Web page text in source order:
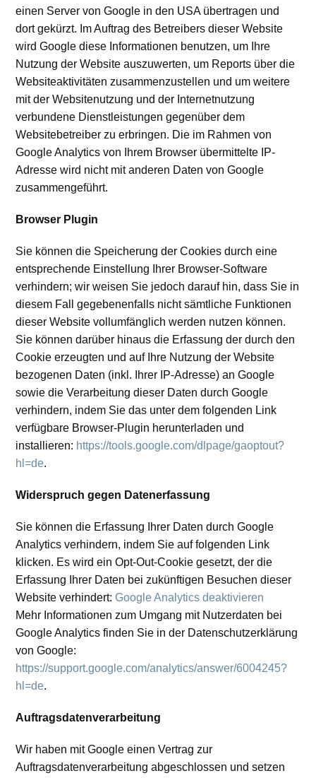
einen Server von Google in den USA übertragen und
dort gekürzt. Im Auftrag des Betreibers dieser Website
wird Google diese Informationen benutzen, um Ihre
Nutzung der Website auszuwerten, um Reports über die
Websiteaktivitäten zusammenzustellen und um weitere
mit der Websitenutzung und der Internetnutzung
verbundene Dienstleistungen gegenüber dem
Websitebetreiber zu erbringen. Die im Rahmen von
Google Analytics von Ihrem Browser übermittelte IP-
Adresse wird nicht mit anderen Daten von Google
zusammengeführt.
Browser Plugin
Sie können die Speicherung der Cookies durch eine
entsprechende Einstellung Ihrer Browser-Software
verhindern; wir weisen Sie jedoch darauf hin, dass Sie in
diesem Fall gegebenenfalls nicht sämtliche Funktionen
dieser Website vollumfänglich werden nutzen können.
Sie können darüber hinaus die Erfassung der durch den
Cookie erzeugten und auf Ihre Nutzung der Website
bezogenen Daten (inkl. Ihrer IP-Adresse) an Google
sowie die Verarbeitung dieser Daten durch Google
verhindern, indem Sie das unter dem folgenden Link
verfügbare Browser-Plugin herunterladen und
installieren: https://tools.google.com/dlpage/gaoptout?
hl=de.
Widerspruch gegen Datenerfassung
Sie können die Erfassung Ihrer Daten durch Google
Analytics verhindern, indem Sie auf folgenden Link
klicken. Es wird ein Opt-Out-Cookie gesetzt, der die
Erfassung Ihrer Daten bei zukünftigen Besuchen dieser
Website verhindert:Google Analytics deaktivieren
Mehr Informationen zum Umgang mit Nutzerdaten bei
Google Analytics finden Sie in der Datenschutzerklärung
von Google:
https://support.google.com/analytics/answer/6004245?
hl=de.
Auftragsdatenverarbeitung
Wir haben mit Google einen Vertrag zur
Auftragsdatenverarbeitung abgeschlossen und setzen